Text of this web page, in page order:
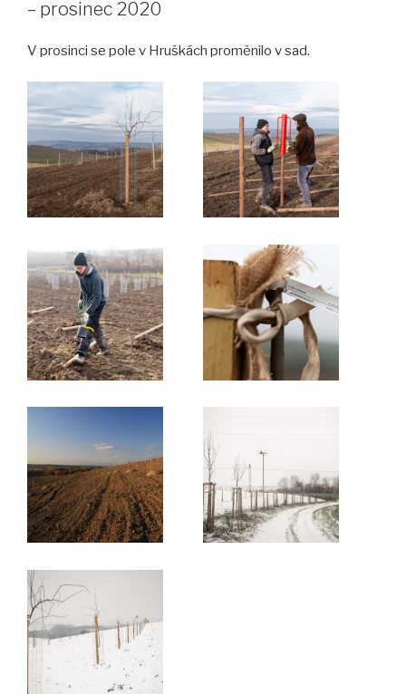
– prosinec 2020
V prosinci se pole v Hruškách proměnilo v sad.